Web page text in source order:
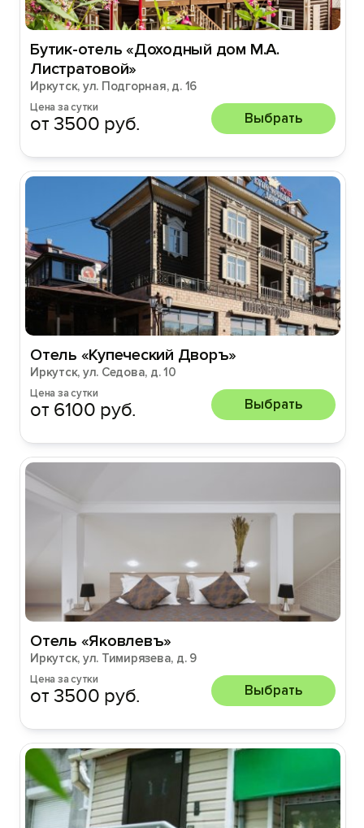
Бутик-отель «Доходный дом М.А.
Листратовой»
Иркутск, ул. Подгорная, д. 16
Цена за сутки
от 3500 руб. Выбрать
Отель «Купеческий Дворъ»
Иркутск, ул. Седова, д. 10
Цена за сутки
от 6100 руб. Выбрать
Отель «Яковлевъ»
Иркутск, ул. Тимирязева, д. 9
Цена за сутки
от 3500 руб. Выбрать